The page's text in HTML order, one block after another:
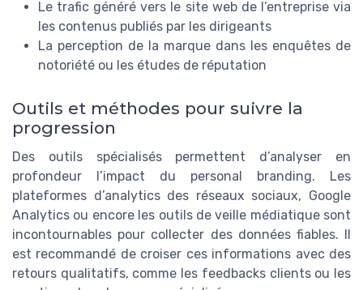
Le trafic généré vers le site web de l’entreprise via
les contenus publiés par les dirigeants
La perception de la marque dans les enquêtes de
notoriété ou les études de réputation
Outils et méthodes pour suivre la
progression
Des outils spécialisés permettent d’analyser en
profondeur l’impact du personal branding. Les
plateformes d’analytics des réseaux sociaux, Google
Analytics ou encore les outils de veille médiatique sont
incontournables pour collecter des données fiables. Il
est recommandé de croiser ces informations avec des
retours qualitatifs, comme les feedbacks clients ou les